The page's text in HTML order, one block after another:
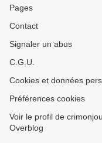
Pages
Contact
Signaler un abus
C.G.U.
Cookies et données
Préférences cookies
Voir le profil de
Overblog